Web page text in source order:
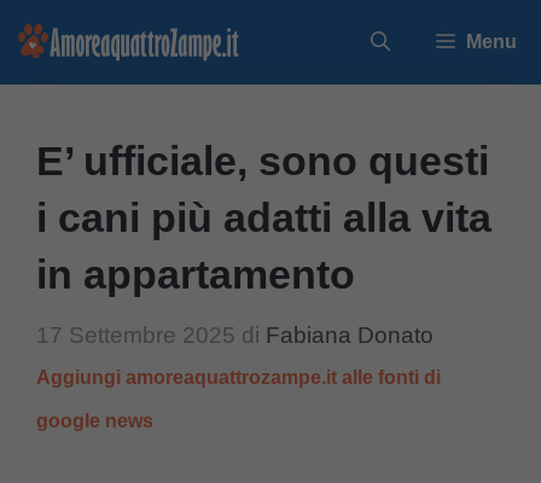
Vai
Menu
E’ ufficiale, sono questi
i cani più adatti alla vita
in appartamento
17 Settembre 2025 di Fabiana Donato
Aggiungi amoreaquattrozampe.it alle fonti di
google news